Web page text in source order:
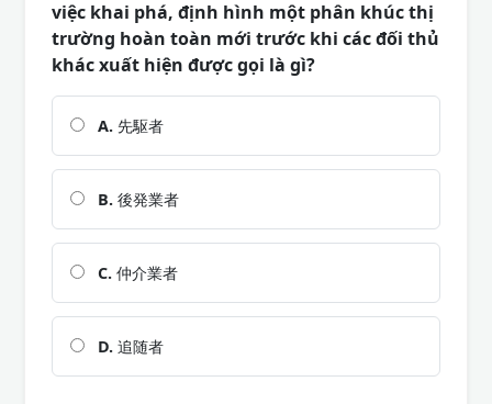
việc khai phá, định hình một phân khúc thị
trường hoàn toàn mới trước khi các đối thủ
khác xuất hiện được gọi là gì?
A. 先駆者
B. 後発業者
C. 仲介業者
D. 追随者